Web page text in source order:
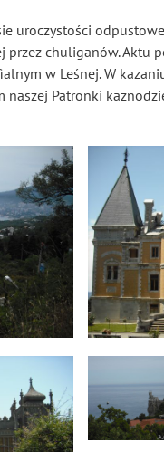
uroczystości
przez chuliganów. Aktu
w Leśnej. W
naszej Patronki